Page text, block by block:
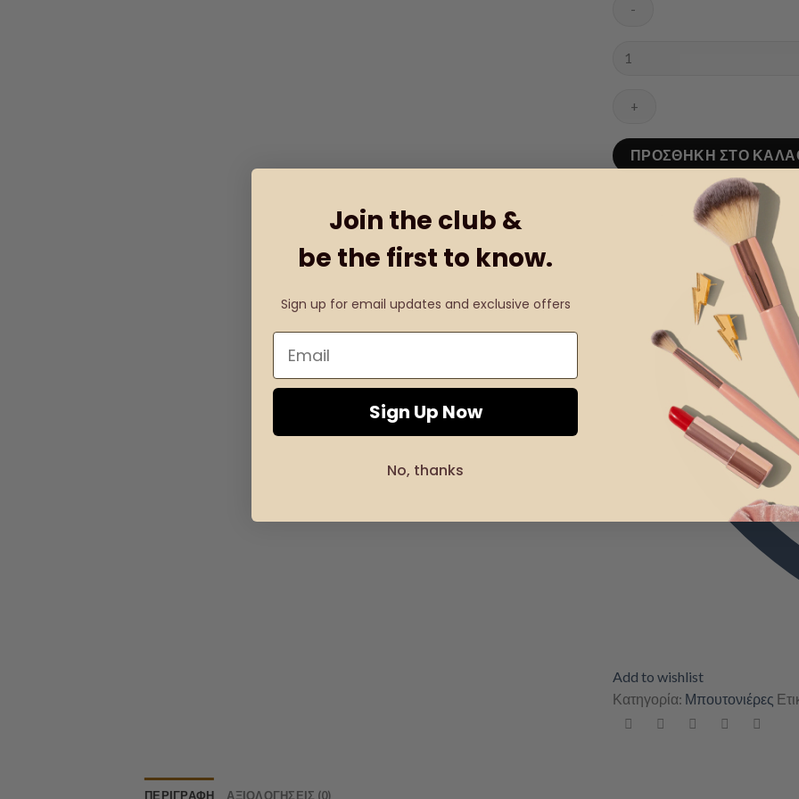
Ανδρική
ΠΡΟΣΘΉΚΗ ΣΤΟ
Add to wishlist
Κατηγορία: Μπουτονιέρες
ΠΕΡΙΓΡΑΦΉ ΑΞΙΟΛΟΓΉΣΕΙΣ (0)
Join the club &
be the first to know.
Sign up for email updates and exclusive offers
Sign Up Now
No, thanks